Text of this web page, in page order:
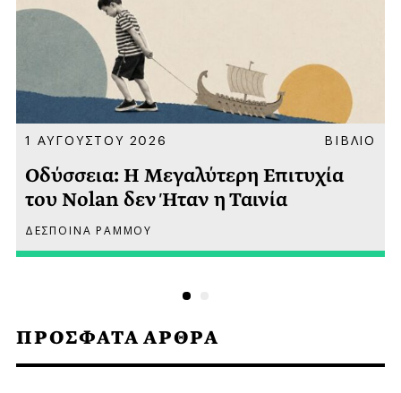
ΠΡΟΣΦΑΤΑ ΑΡΘΡΑ
1 ΑΥΓΟΥΣΤΟΥ 2026 ΒΙΒΛΙΟ
Οδύσσεια: Η Μεγαλύτερη Επιτυχία
του Nolan δεν Ήταν η Ταινία
ΔΕΣΠΟΙΝΑ ΡΑΜΜΟΥ